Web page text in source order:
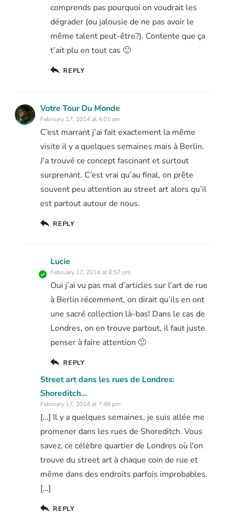
comprends pas pourquoi on voudrait les
dégrader (ou jalousie de ne pas avoir le
même talent peut-être?). Contente que ça
t’ait plu en tout cas 🙂
REPLY
Votre Tour Du Monde
February 17, 2014 at 4:01 am
C’est marrant j’ai fait exactement la même
visite il y a quelques semaines mais à Berlin.
J’a trouvé ce concept fascinant et surtout
surprenant. C’est vrai qu’au final, on prête
souvent peu attention au street art alors qu’il
est partout autour de nous.
REPLY
Lucie
February 17, 2014 at 8:57 pm
Oui j’ai vu pas mal d’articles sur l’art de rue
à Berlin récemment, on dirait qu’ils en ont
une sacré collection là-bas! Dans le cas de
Londres, on en trouve partout, il faut juste
penser à faire attention 🙂
REPLY
Street art dans les rues de Londres:
Shoreditch...
February 17, 2014 at 7:48 pm
[…] Il y a quelques semaines, je suis allée me
promener dans les rues de Shoreditch. Vous
savez, ce célèbre quartier de Londres où l'on
trouve du street art à chaque coin de rue et
même dans des endroits parfois improbables.
[…]
REPLY